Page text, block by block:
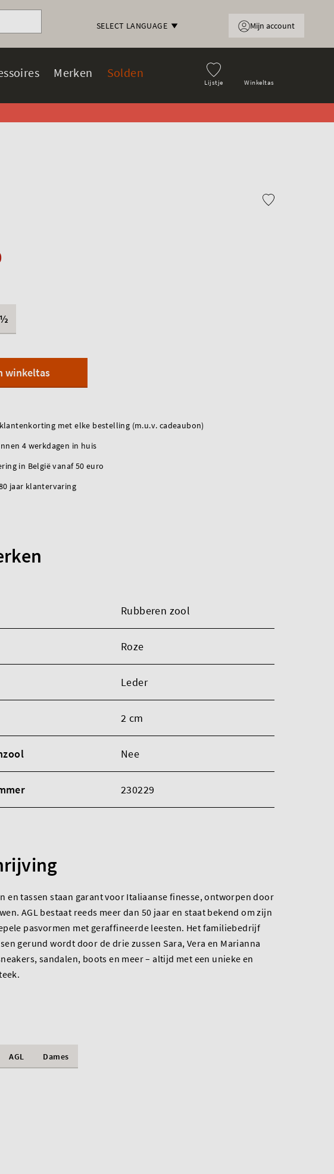
SELECT LANGUAGE
Lijstje Winkeltas
Merken Solden
Mijn account
winkeltas
met elke bestelling (m.u.v. cadeaubon)
4 werkdagen in huis
in België vanaf 50 euro
jaar klantervaring
Rubberen zool
Roze
Leder
2 cm
Nee
230229
en tassen staan garant voor Italiaanse finesse, ontworpen door
AGL bestaat reeds meer dan 50 jaar en staat bekend om zijn
pasvormen met geraffineerde leesten. Het familiebedrijf
gerund wordt door de drie zussen Sara, Vera en Marianna
sandalen, boots en meer – altijd met een unieke en
AGL Dames